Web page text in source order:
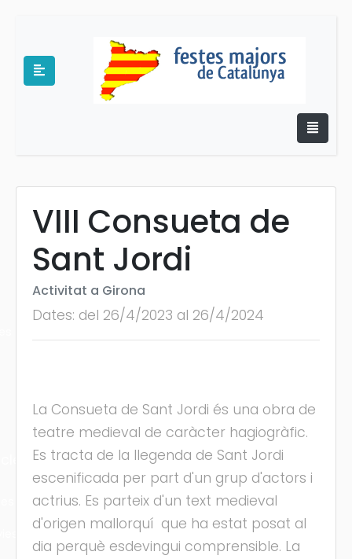
VIII Consueta de
Sant Jordi
Activitat a Girona
Dates: del 26/4/2023 al 26/4/2024
La Consueta de Sant Jordi és una obra de
teatre medieval de caràcter hagiogràfic.
Es tracta de la llegenda de Sant Jordi
escenificada per part d'un grup d'actors i
actrius. Es parteix d'un text medieval
d'origen mallorquí que ha estat posat al
dia perquè esdevingui comprensible. La